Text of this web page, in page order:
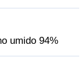
umido 94%